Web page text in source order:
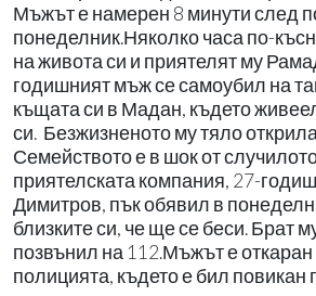
Мъжът е намерен 8 минути след
понеделник.Няколко часа по-
на живота си и приятелят му
годишният мъж се самоубил на
къщата си в Мадан, където
си. Безжизненото му тяло
Семейството е в шок от
приятелската компания, 27-
Димитров, пък обявил в
близките си, че ще се беси. Брат
позвънил на 112.Мъжът е откаран
полицията, където е бил повикан